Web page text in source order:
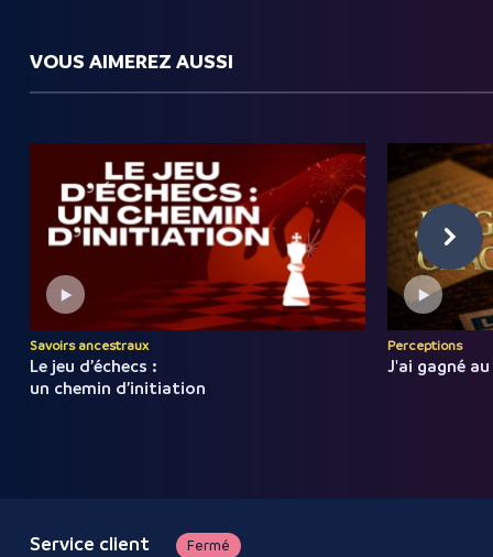
VOUS AIMEREZ AUSSI
Savoirs ancestraux
Le jeu d’échecs :
un chemin d’initiation
Perceptions
J'ai gagné
Service client Fermé